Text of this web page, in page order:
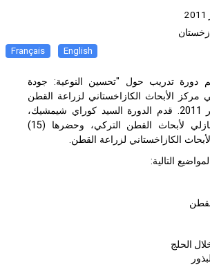
English
Français
دورة تدريب حول "تحسين النوعية: جودة
مركز الأبحاث الكازاخستاني لزراعة القطن
من 28-30 سبتمبر 2011. قدم الدورة السيد كوراي شيمشيك،
خبير من مركز نازلي لأبحاث القطن التركي، وحضرها (15)
الكازاخستاني لزراعة القطن.
التالية:
الحلج